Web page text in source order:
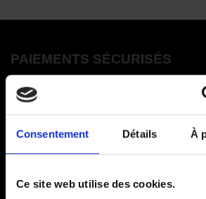
Consentement Détails À
Ce site web utilise des cookies.
PAIEMENTS SÉCURISÉS
Cartes bancaires - PayPal